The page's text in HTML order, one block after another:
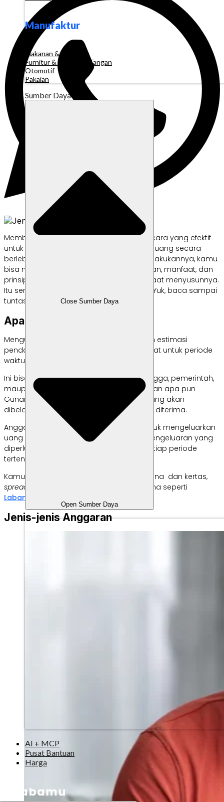
Manufaktur
Makanan & Minuman
Furnitur & Kerajinan Tangan
Otomotif
Pakaian
Sumber Daya
Close Sumber Daya
Open Sumber Daya
AI + MCP
Pusat Bantuan
Harga
Membuat anggaran(budgeting)adalah cara yang efektif
untuk membantumu tidak mengeluarkan uang secara
berlebihan
Jadi, untuk melakukannya, kamu
bisa mempelajari dulu jenis-jenis anggaran, manfaat, dan
prinsip-prinsip yang harus diperhatikan saat menyusunnya.
Itu semua bisa kamu pelajari di artikel ini. Yuk, baca sampai
tuntas!
Apa Itu Anggaran?
Mengutip
, anggaran adalah estimasi
pendapatan dan pengeluaran yang dibuat untuk periode
waktu tertentu di masa mendatang.
Ini bisa dilakukan oleh individu, rumah tangga, pemerintah,
maupun bisnis dengan tingkat pendapatan apa pun
Gunanya memperkirakan jumlah uang yang akan
dibelanjakan berdasar penghasilan yang diterima.
Anggaran bisa menghindarkan kamu untuk mengeluarkan
uang secara berlebihan dan menutupi pengeluaran yang
diperlukan. Anggaran biasanya dibuat setiap periode
tertentu dan dievaluasi secara berkala.
Kamu juga bisa membuatnya dengan pena dan kertas,
spreadsheet,
atau aplikasi bisnis serbaguna seperti
Labamu
Jenis-jenis Anggaran